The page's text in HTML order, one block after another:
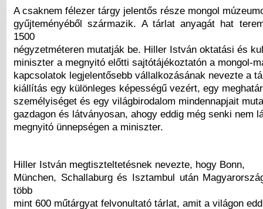
A csaknem félezer tárgy jelentős része mongol
gyűjteményéből származik. A tárlat anyagát hat
1500
négyzetméteren mutatják be. Hiller István oktatási és
miniszter a megnyitó előtti sajtótájékoztatón a mongol-
kapcsolatok legjelentősebb vállalkozásának nevezte a
kiállítás egy különleges képességű vezért, egy
személyiséget és egy világbirodalom mindennapjait
gazdagon és látványosan, ahogy eddig még senki nem
megnyitó ünnepségen a miniszter.
Hiller István megtiszteltetésnek nevezte, hogy Bonn,
München, Schallaburg és Isztambul után
több
mint 600 műtárgyat felvonultató tárlat, amit a világon